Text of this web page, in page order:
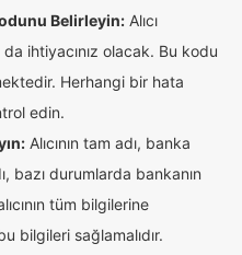
Belirleyin: Alıcı
ihtiyacınız olacak. Bu kodu
Herhangi bir hata
edin.
Alıcının tam adı, banka
bazı durumlarda bankanın
tüm bilgilerine
bilgileri sağlamalıdır.